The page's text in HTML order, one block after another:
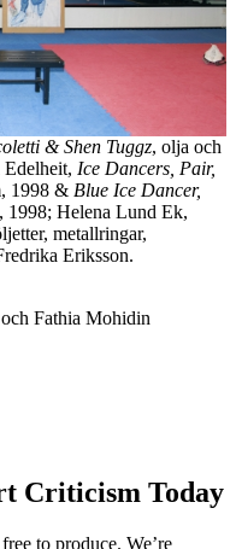
& Shen Tuggz, olja och
Ice Dancers, Pair,
1998 & Blue Ice Dancer,
1998; Helena Lund Ek,
metallringar,
Eriksson.
Fathia Mohidin
Criticism Today
to produce. We’re